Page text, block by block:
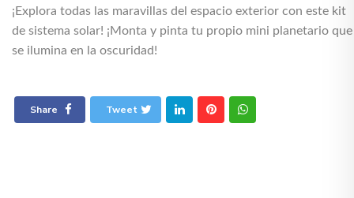
¡Explora todas las maravillas del espacio exterior con este kit
de sistema solar! ¡Monta y pinta tu propio mini planetario que
se ilumina en la oscuridad!
Share Tweet